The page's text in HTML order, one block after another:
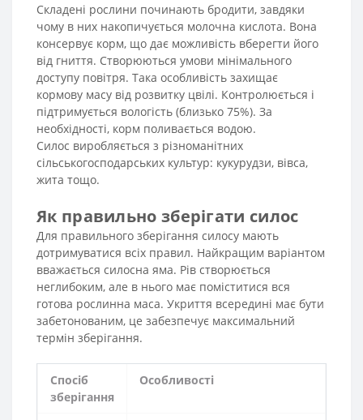
Складені рослини починають бродити, завдяки
чому в них накопичується молочна кислота. Вона
консервує корм, що дає можливість вберегти його
від гниття. Створюються умови мінімального
доступу повітря. Така особливість захищає
кормову масу від розвитку цвілі. Контролюється і
підтримується вологість (близько 75%). За
необхідності, корм поливається водою.
Силос виробляється з різноманітних
сільськогосподарських культур: кукурудзи, вівса,
жита тощо.
Як правильно зберігати силос
Для правильного зберігання силосу мають
дотримуватися всіх правил. Найкращим варіантом
вважається силосна яма. Рів створюється
неглибоким, але в нього має поміститися вся
готова рослинна маса. Укриття всередині має бути
забетонованим, це забезпечує максимальний
термін зберігання.
Спосіб
зберігання
Особливості